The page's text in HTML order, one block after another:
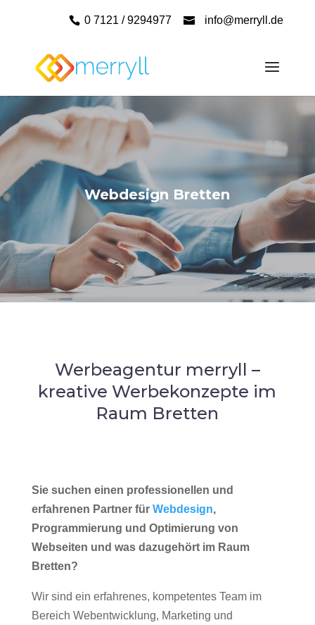
0 7121 / 9294977 info@merryll.de
Webdesign Bretten
Werbeagentur merryll –
kreative Werbekonzepte im
Raum Bretten
Sie suchen einen professionellen und
erfahrenen Partner für Webdesign,
Programmierung und Optimierung von
Webseiten und was dazugehört im Raum
Bretten?
Wir sind ein erfahrenes, kompetentes Team im
Bereich Webentwicklung, Marketing und